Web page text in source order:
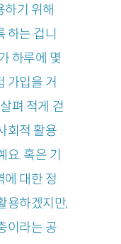
기 위해
하는 겁니
하루에 몇
가입을 거
펴 적게 걷
회적 활용
. 혹은 기
에 대한 정
용하겠지만,
이라는 공